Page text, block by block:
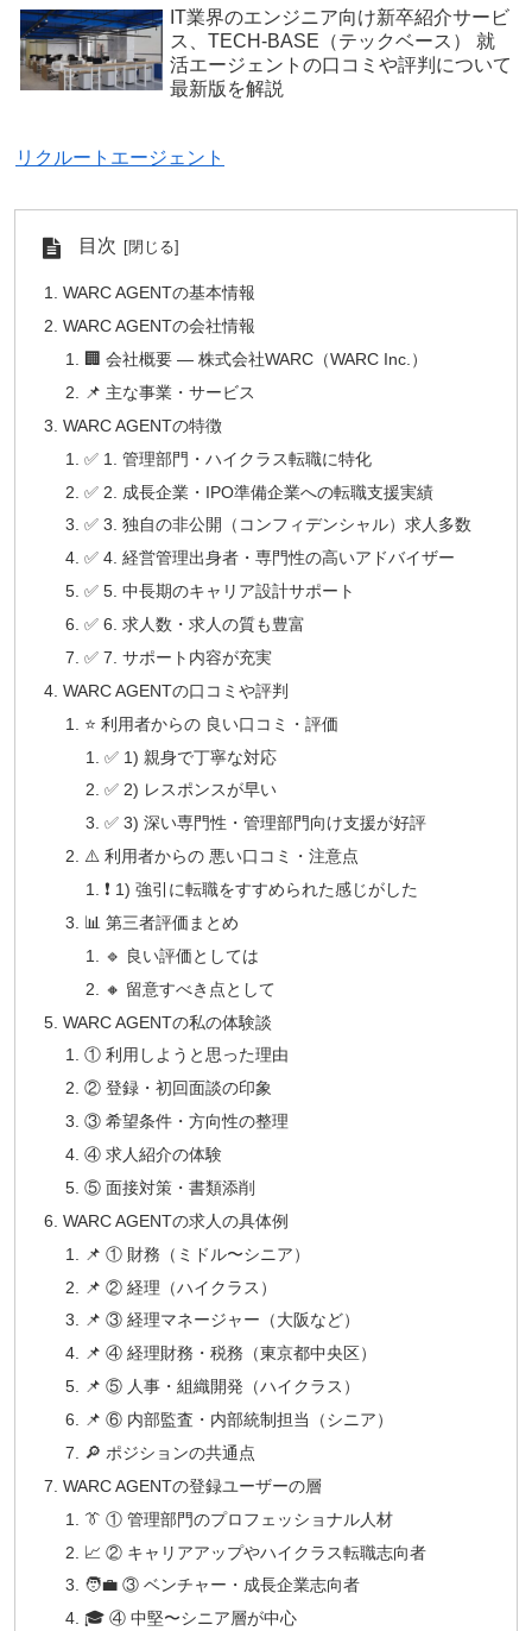
IT業界のエンジニア向け新卒紹介サービ
ス、TECH-BASE（テックベース） 就
活エージェントの口コミや評判について
最新版を解説
リクルートエージェント
目次
WARC AGENTの基本情報
WARC AGENTの会社情報
🏢 会社概要 — 株式会社WARC（WARC Inc.）
📌 主な事業・サービス
WARC AGENTの特徴
✅ 1. 管理部門・ハイクラス転職に特化
✅ 2. 成長企業・IPO準備企業への転職支援実績
✅ 3. 独自の非公開（コンフィデンシャル）求人多数
✅ 4. 経営管理出身者・専門性の高いアドバイザー
✅ 5. 中長期のキャリア設計サポート
✅ 6. 求人数・求人の質も豊富
✅ 7. サポート内容が充実
WARC AGENTの口コミや評判
⭐️ 利用者からの 良い口コミ・評価
✅ 1) 親身で丁寧な対応
✅ 2) レスポンスが早い
✅ 3) 深い専門性・管理部門向け支援が好評
⚠️ 利用者からの 悪い口コミ・注意点
❗ 1) 強引に転職をすすめられた感じがした
📊 第三者評価まとめ
🔹 良い評価としては
🔸 留意すべき点として
WARC AGENTの私の体験談
① 利用しようと思った理由
② 登録・初回面談の印象
③ 希望条件・方向性の整理
④ 求人紹介の体験
⑤ 面接対策・書類添削
WARC AGENTの求人の具体例
📌 ① 財務（ミドル〜シニア）
📌 ② 経理（ハイクラス）
📌 ③ 経理マネージャー（大阪など）
📌 ④ 経理財務・税務（東京都中央区）
📌 ⑤ 人事・組織開発（ハイクラス）
📌 ⑥ 内部監査・内部統制担当（シニア）
🔎 ポジションの共通点
WARC AGENTの登録ユーザーの層
👔 ① 管理部門のプロフェッショナル人材
📈 ② キャリアアップやハイクラス転職志向者
🧑‍💼 ③ ベンチャー・成長企業志向者
🎓 ④ 中堅〜シニア層が中心